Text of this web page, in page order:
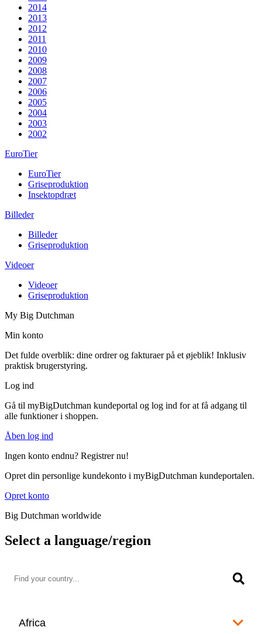
2014
2013
2012
2011
2010
2009
2008
2007
2006
2005
2004
2003
2002
EuroTier
EuroTier
Griseproduktion
Insektopdræt
Billeder
Billeder
Griseproduktion
Videoer
Videoer
Griseproduktion
My Big Dutchman
Min konto
Det fulde overblik: dine ordrer og fakturaer på et øjeblik! Inklusiv
praktisk brugerstyring.
Log ind
Gå til myBigDutchman kundeportal og log ind for at få adgang til
alle funktioner i shoppen.
Åben log ind
Ingen konto endnu? Registrer nu!
Opret din personlige kundekonto i myBigDutchman kundeportalen.
Opret konto
Big Dutchman worldwide
Select a language/region
Africa